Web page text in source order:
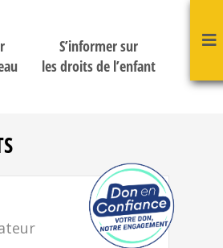
S’informer sur
les droits de l’enfant